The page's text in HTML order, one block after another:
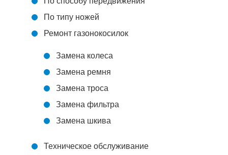
По типу ножей
Ремонт газонокосилок
Замена колеса
Замена ремня
Замена троса
Замена фильтра
Замена шкива
Техническое обслуживание